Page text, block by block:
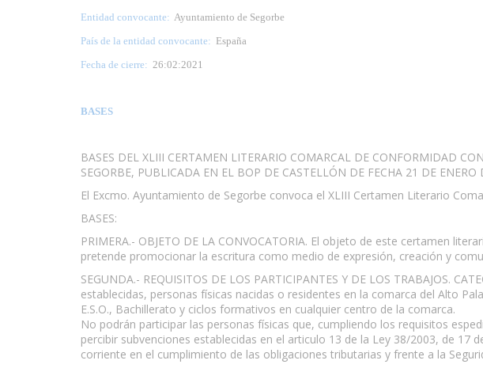
Entidad convocante: Ayuntamiento de Segorbe
País de la entidad convocante: España
Fecha de cierre: 26:02:2021
BASES
BASES DEL XLIII CERTAMEN LITERARIO COMARCAL DE CONFORMIDAD
SEGORBE, PUBLICADA EN EL BOP DE CASTELLÓN DE FECHA 21 DE ENERO
El Excmo. Ayuntamiento de Segorbe convoca el XLIII Certamen Literario
BASES:
PRIMERA.- OBJETO DE LA CONVOCATORIA. El objeto de este certamen
pretende promocionar la escritura como medio de expresión, creación y
SEGUNDA.- REQUISITOS DE LOS PARTICIPANTES Y DE LOS TRABAJOS.
establecidas, personas físicas nacidas o residentes en la comarca del Alto
E.S.O., Bachillerato y ciclos formativos en cualquier centro de la comarca.
No podrán participar las personas físicas que, cumpliendo los requisitos
percibir subvenciones establecidas en el articulo 13 de la Ley 38/2003, de 17
corriente en el cumplimiento de las obligaciones tributarias y frente a la